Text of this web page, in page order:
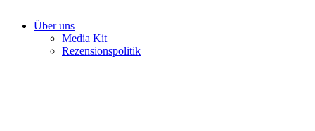
Über uns
Media Kit
Rezensionspolitik